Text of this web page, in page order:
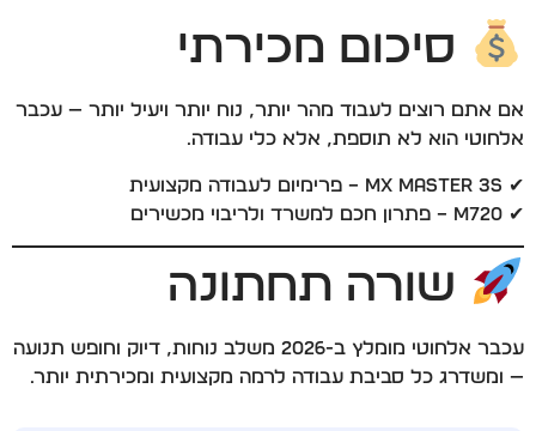
סיכום מכירתי
אם אתם רוצים לעבוד מהר יותר, נוח יותר ויעיל יותר — עכבר
אלחוטי הוא לא תוספת, אלא כלי עבודה.
✔ MX Master 3S – פרימיום לעבודה מקצועית
✔ M720 – פתרון חכם למשרד ולריבוי מכשירים
שורה תחתונה
עכבר אלחוטי מומלץ ב-2026 משלב נוחות, דיוק וחופש תנועה
— ומשדרג כל סביבת עבודה לרמה מקצועית ומכירתית יותר.